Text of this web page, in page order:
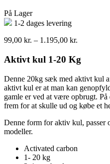
På Lager
1-2 dages levering
99,00 kr. – 1.195,00 kr.
til
1.195,00
Aktivt kul 1-20 Kg
Denne 20kg sæk med aktivt kul
aktivt kul er at man kan
gamle er ved at være opbrugt. På
frem for at skulle ud og købe et
Denne form for aktiv kul, passer
modeller.
Activated carbon
1- 20 kg